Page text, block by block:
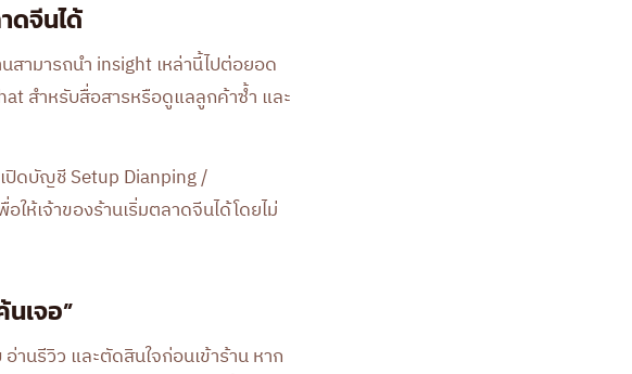
ดจีนได้
สามารถนำ insight เหล่านี้ไปต่อยอด
สำหรับสื่อสารหรือดูแลลูกค้าซ้ำ และ
ปิดบัญชี Setup Dianping /
ห้เจ้าของร้านเริ่มตลาดจีนได้โดยไม่
เจอ”
านรีวิว และตัดสินใจก่อนเข้าร้าน หาก